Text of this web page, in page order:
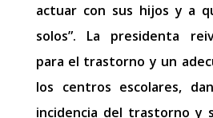
actuar con sus hijos y a
solos”. La presidenta
para el trastorno y un
los centros escolares,
incidencia del trastorno y